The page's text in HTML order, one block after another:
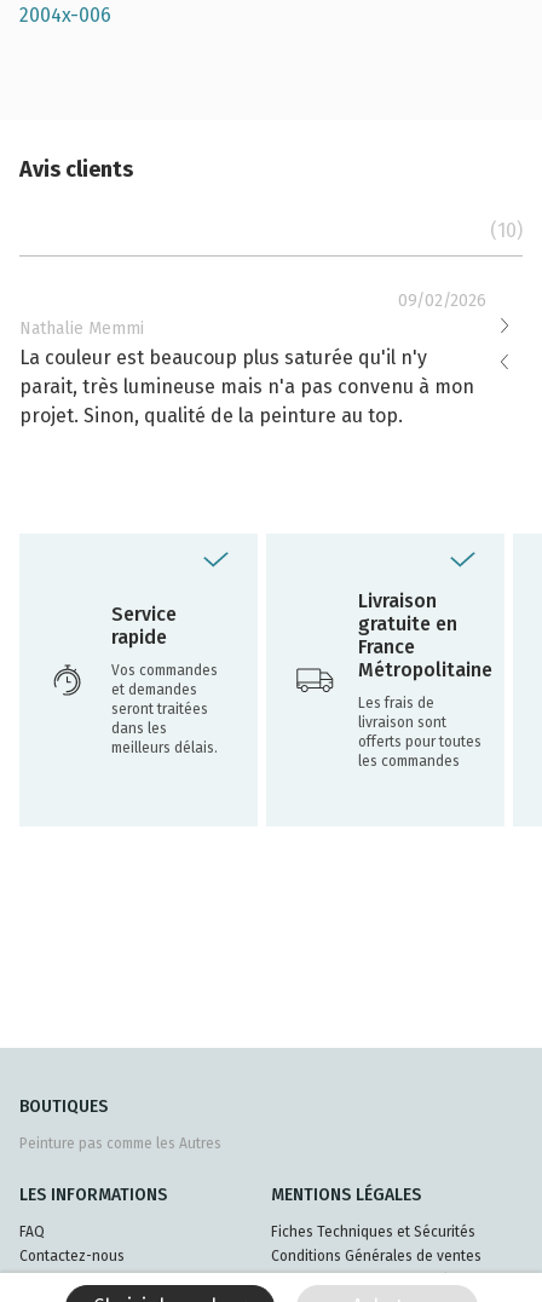
2004x-006
Avis clients
(10)
09/02/2026
Nathalie Memmi
La couleur est beaucoup plus saturée qu'il n'y
parait, très lumineuse mais n'a pas convenu à mon
projet. Sinon, qualité de la peinture au top.
La
Service
rapide
Vos commandes
et demandes
seront traitées
dans les
meilleurs délais.
Livraison
gratuite en
France
Métropolitaine
Les frais de
livraison sont
offerts pour toutes
les commandes
BOUTIQUES
Peinture pas comme les Autres
LES INFORMATIONS
FAQ
Contactez-nous
MENTIONS LÉGALES
Fiches Techniques et Sécurités
Conditions Générales de ventes